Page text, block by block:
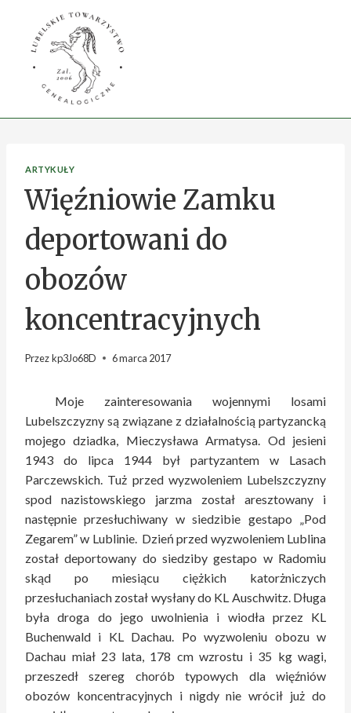
ARTYKUŁY
Więźniowie Zamku
deportowani do
obozów
koncentracyjnych
Przezkp3Jo68D 6 marca 2017
Moje zainteresowania wojennymi losami
Lubelszczyzny są związane z działalnością partyzancką
mojego dziadka, Mieczysława Armatysa. Od jesieni
1943 do lipca 1944 był partyzantem w Lasach
Parczewskich. Tuż przed wyzwoleniem Lubelszczyzny
spod nazistowskiego jarzma został aresztowany i
następnie przesłuchiwany w siedzibie gestapo „Pod
Zegarem” w Lublinie. Dzień przed wyzwoleniem Lublina
został deportowany do siedziby gestapo w Radomiu
skąd po miesiącu ciężkich katorżniczych
przesłuchaniach został wysłany do KL Auschwitz. Długa
była droga do jego uwolnienia i wiodła przez KL
Buchenwald i KL Dachau. Po wyzwoleniu obozu w
Dachau miał 23 lata, 178 cm wzrostu i 35 kg wagi,
przeszedł szereg chorób typowych dla więźniów
obozów koncentracyjnych i nigdy nie wrócił już do